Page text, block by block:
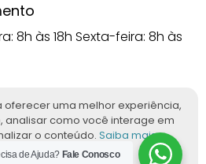
de Ajuda? Fale Conosco
8h às 18h Sexta-feira: 8h às
da Lei nº 9.610/98. Reprodução
ANATOMIC™. Todos os direitos
oferecer uma melhor experiência,
analisar como você interage em
o conteúdo. Saiba mais